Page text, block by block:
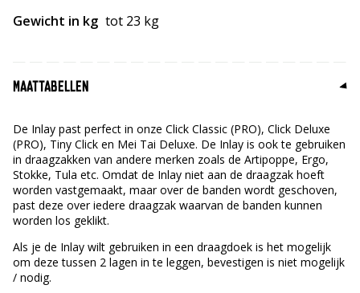
Gewicht in kg tot 23 kg
MAATTABELLEN
De Inlay past perfect in onze Click Classic (PRO), Click Deluxe
(PRO), Tiny Click en Mei Tai Deluxe. De Inlay is ook te gebruiken
in draagzakken van andere merken zoals de Artipoppe, Ergo,
Stokke, Tula etc. Omdat de Inlay niet aan de draagzak hoeft
worden vastgemaakt, maar over de banden wordt geschoven,
past deze over iedere draagzak waarvan de banden kunnen
worden los geklikt.
Als je de Inlay wilt gebruiken in een draagdoek is het mogelijk
om deze tussen 2 lagen in te leggen, bevestigen is niet mogelijk
/ nodig.